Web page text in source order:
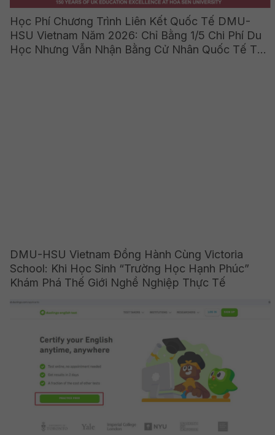
Học Phí Chương Trình Liên Kết Quốc Tế DMU-
HSU Vietnam Năm 2026: Chỉ Bằng 1/5 Chi Phí Du
Học Nhưng Vẫn Nhận Bằng Cử Nhân Quốc Tế Từ
DMU-HSU Vietnam Đồng Hành Cùng Victoria
School: Khi Học Sinh “Trường Học Hạnh Phúc”
Khám Phá Thế Giới Nghề Nghiệp Thực Tế